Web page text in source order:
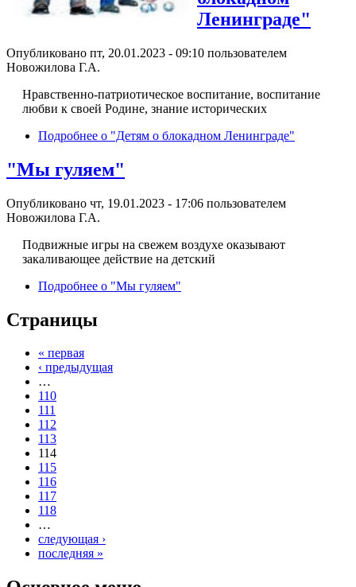
Ленинграде"
Опубликовано пт, 20.01.2023 - 09:10 пользователем
Новожилова Г.А.
Нравственно-патриотическое воспитание, воспитание
любви к своей Родине, знание исторических
Подробнее о "Детям о блокадном Ленинграде"
"Мы гуляем"
Опубликовано чт, 19.01.2023 - 17:06 пользователем
Новожилова Г.А.
Подвижные игры на свежем воздухе оказывают
закаливающее действие на детский
Подробнее о "Мы гуляем"
Страницы
« первая
‹ предыдущая
…
110
111
112
113
114
115
116
117
118
…
следующая ›
последняя »